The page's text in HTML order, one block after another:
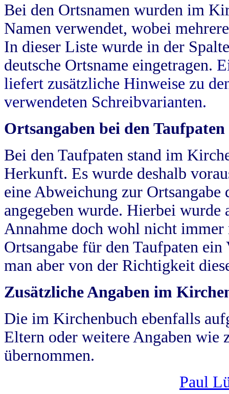
Bei den Ortsnamen wurden im
Namen verwendet, wobei
In dieser Liste wurde in der
deutsche Ortsname eingetragen.
liefert zusätzliche Hinweise zu
verwendeten Schreibvarianten.
Ortsangaben bei den Taufpaten
Bei den Taufpaten stand im
Herkunft. Es wurde deshalb
eine Abweichung zur
angegeben wurde. Hierbei wurde
Annahme doch wohl nicht
Ortsangabe für den Taufpaten
man aber von der Richtigkeit
Zusätzliche Angaben im
Die im Kirchenbuch ebenfalls
Eltern oder weitere Angaben wie
übernommen.
Paul